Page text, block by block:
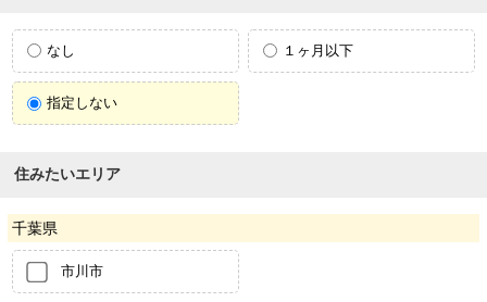
なし １ヶ月以下
指定しない
住みたいエリア
千葉県
市川市